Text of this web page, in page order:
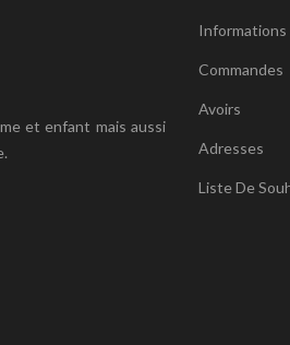
et enfant mais aussi
Informations
Commandes
Avoirs
Adresses
Liste De